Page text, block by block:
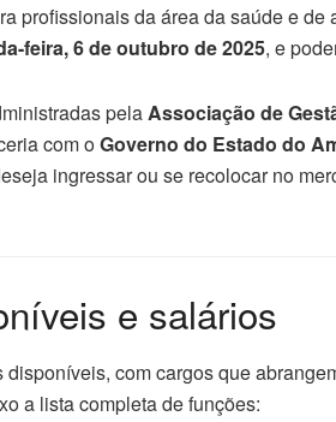
profissionais da área da saúde e
feira, 6 de outubro de 2025, e
pelaAssociação de
com oGoverno do Estado do
ingressar ou se recolocar no
e salários
com cargos que
a lista completa de funções: